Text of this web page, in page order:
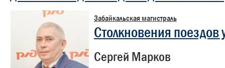
Забайкальская магистраль
Столкновения поездов
Сергей Марков